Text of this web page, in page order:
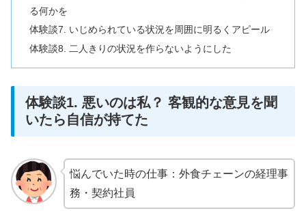
る何かを
体験談7. いじめられている状況を周囲に明るくアピール
体験談8. 二人きりの状況を作らないようにした
体験談1. 悪いのは私？ 客観的な意見を聞
いたら自信が持てた
悩んでいた時の仕事：外食チェーンの経理事
務・契約社員